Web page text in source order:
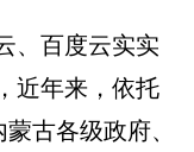
百度云实实
近年来，依托
古各级政府、